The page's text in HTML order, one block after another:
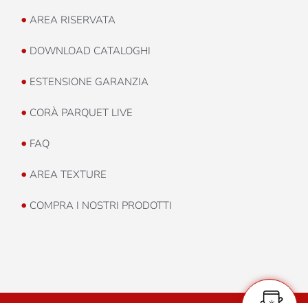
• AREA RISERVATA
• DOWNLOAD CATALOGHI
• ESTENSIONE GARANZIA
• CORÀ PARQUET LIVE
• FAQ
• AREA TEXTURE
• COMPRA I NOSTRI PRODOTTI